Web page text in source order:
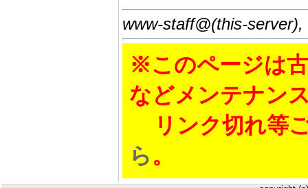
www-staff@(this-
※このページは
などメンテナン
リンク切れ等
ら。